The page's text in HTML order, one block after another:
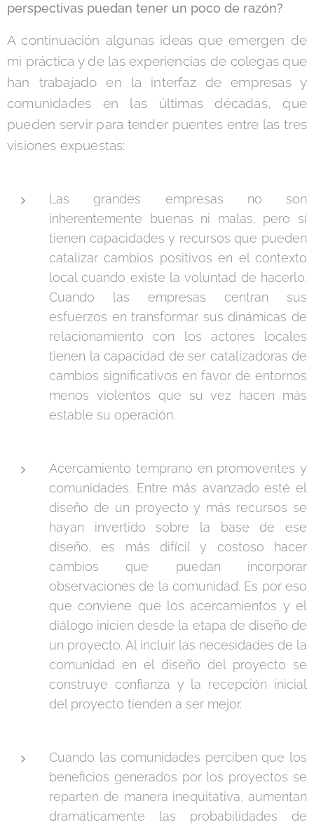
perspectivas puedan tener un poco de razón?
A continuación algunas ideas que emergen de
mi práctica y de las experiencias de colegas que
han trabajado en la interfaz de empresas y
comunidades en las últimas décadas, que
pueden servir para tender puentes entre las tres
visiones expuestas:
Las grandes empresas no son
inherentemente buenas ni malas, pero sí
tienen capacidades y recursos que pueden
catalizar cambios positivos en el contexto
local cuando existe la voluntad de hacerlo.
Cuando las empresas centran sus
esfuerzos en transformar sus dinámicas de
relacionamiento con los actores locales
tienen la capacidad de ser catalizadoras de
cambios significativos en favor de entornos
menos violentos que su vez hacen más
estable su operación.
Acercamiento temprano en promoventes y
comunidades. Entre más avanzado esté el
diseño de un proyecto y más recursos se
hayan invertido sobre la base de ese
diseño, es más difícil y costoso hacer
cambios que puedan incorporar
observaciones de la comunidad. Es por eso
que conviene que los acercamientos y el
diálogo inicien desde la etapa de diseño de
un proyecto. Al incluir las necesidades de la
comunidad en el diseño del proyecto se
construye confianza y la recepción inicial
del proyecto tienden a ser mejor.
Cuando las comunidades perciben que los
beneficios generados por los proyectos se
reparten de manera inequitativa, aumentan
dramáticamente las probabilidades de